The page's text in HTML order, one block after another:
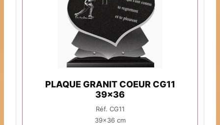
PLAQUE GRANIT COEUR CG11
39x36
Réf. CG11
39x36 cm